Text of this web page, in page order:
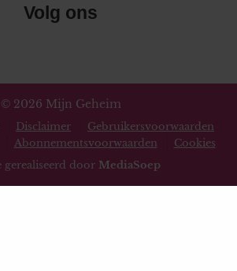
Volg ons
© 2026 Mijn Geheim
Disclaimer
Gebruikersvoorwaarden
Abonnementsvoorwaarden
Cookies
gerealiseerd door MediaSoep